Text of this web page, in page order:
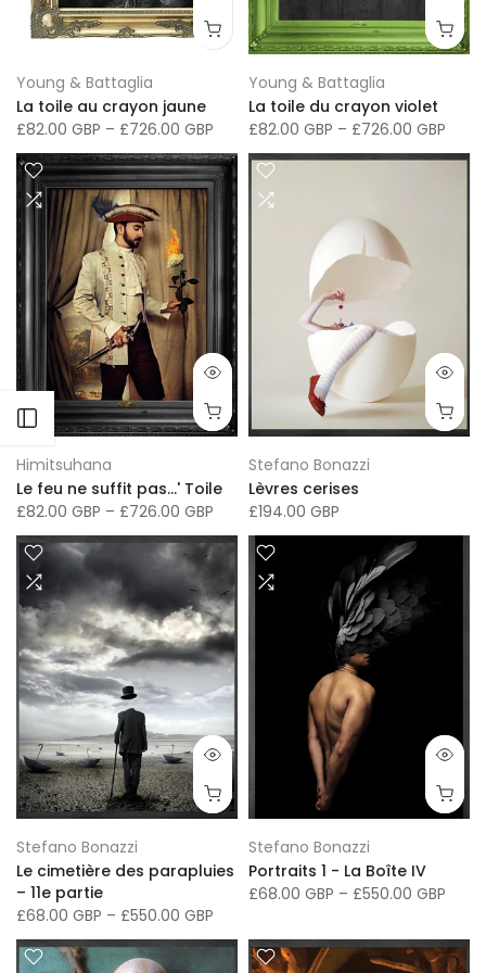
Ouvrir la barre latérale
Young & Battaglia
La toile au crayon jaune
£82.00 GBP – £726.00 GBP
Young & Battaglia
La toile du crayon violet
£82.00 GBP – £726.00 GBP
Himitsuhana
Le feu ne suffit pas...' Toile
£82.00 GBP – £726.00 GBP
Stefano Bonazzi
Lèvres cerises
£194.00 GBP
Stefano Bonazzi
Le cimetière des parapluies
– 11e partie
£68.00 GBP – £550.00 GBP
Stefano Bonazzi
Portraits 1 - La Boîte IV
£68.00 GBP – £550.00 GBP